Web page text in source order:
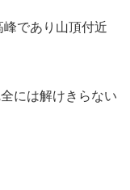
であり山頂付近
には解けきらない